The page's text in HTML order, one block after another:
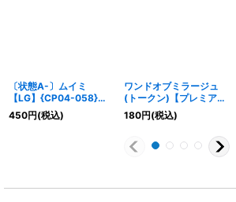
〔状態A-〕ムイミ
【LG】{CP04-058}
《ドラゴン》
450円(税込)
ワンドオブミラージュ
(トークン)【プレミア
ム】{CP04-PR33}《ウ
ィッチ》
180円(税込)